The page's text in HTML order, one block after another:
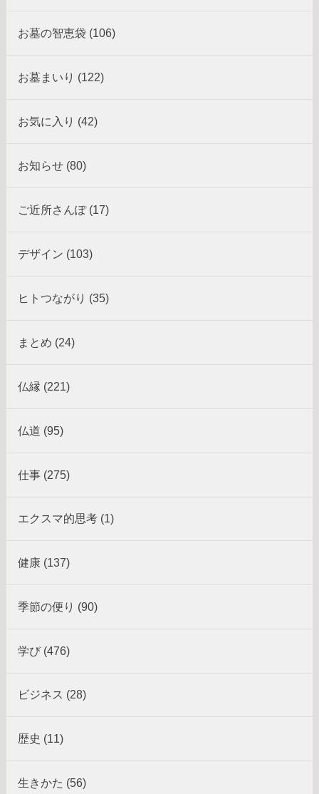
お墓の智恵袋 (106)
お墓まいり (122)
お気に入り (42)
お知らせ (80)
ご近所さんぽ (17)
デザイン (103)
ヒトつながり (35)
まとめ (24)
仏縁 (221)
仏道 (95)
仕事 (275)
エクスマ的思考 (1)
健康 (137)
季節の便り (90)
学び (476)
ビジネス (28)
歴史 (11)
生きかた (56)